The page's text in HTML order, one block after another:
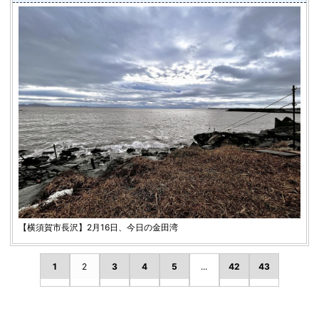
【横須賀市長沢】2月16日、今日の金田湾
1 2 3 4 5 ... 42 43